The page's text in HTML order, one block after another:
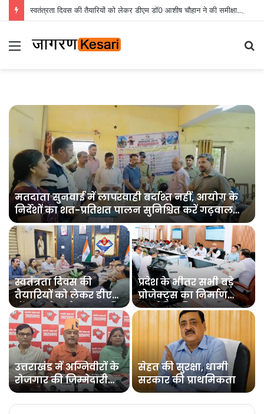
स्वतंत्रता दिवस की तैयारियों को लेकर डीएम डॉ0 आशीष चौहान ने की समीक्षा बैठक
Menu
मतदाता सुनवाई में लापरवाही बर्दाश्त नहीं, आयोग के
निर्देशों का शत-प्रतिशत पालन सुनिश्चित करें गढ़वाल
आयुक्त
स्वतंत्रता दिवस की
तैयारियों को लेकर डीएम
डॉ0 आशीष चौहान ने की
समीक्षा बैठक
प्रदेश के भीतर सभी बड़े
प्रोजेक्ट्स का निर्माण
कार्य नियमित समय पर
पूरा हो : मुख्य सचिव
उत्तराखंड में अग्निवीरों के
रोजगार की जिम्मेदारी
संभालेगा पुनर्रोजगार
सेल : कर्नल कोठियाल
सेहत की सुरक्षा, धामी
सरकार की प्राथमिकता